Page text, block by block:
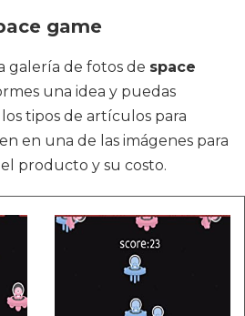
game
galería de fotos de space
una idea y puedas
tipos de artículos para
en una de las imágenes para
producto y su costo.